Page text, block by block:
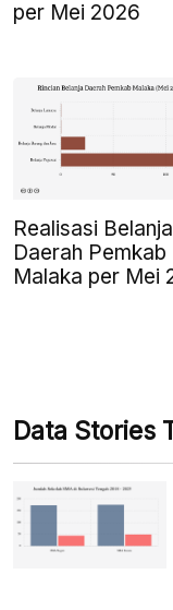
per Mei 2026
Realisasi Belanja
Daerah Pemkab
Malaka per Mei
Data Stories